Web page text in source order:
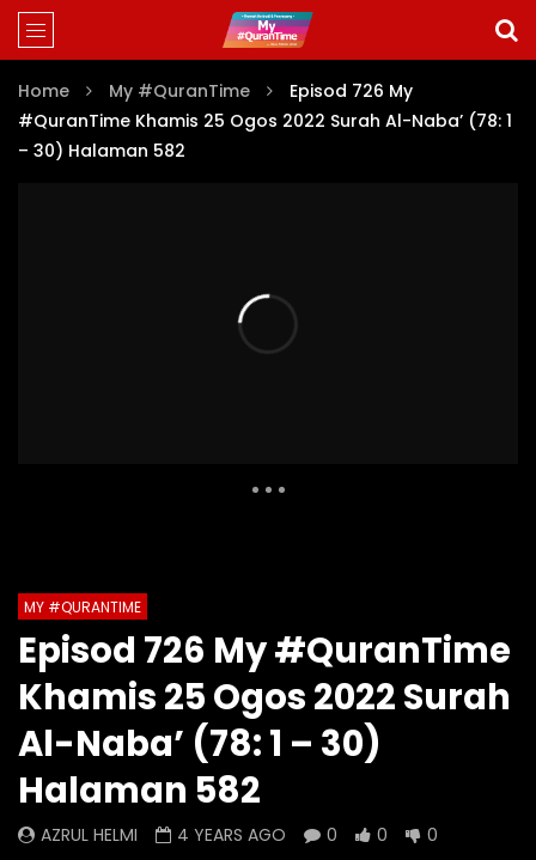
Home My #QuranTime
Episod 726 My
#QuranTime Khamis 25 Ogos 2022 Surah Al-Naba’ (78: 1
– 30) Halaman 582
0 Comments
Episod 1333 My #QuranTime
2.0
AZRUL HELMI
15 HOURS AGO - LUD:4 DAYS AGO
0
0 0
Episod 1332 My
2.0
AZRUL HELMI
2 DAYS AGO
MY #QURANTIME
Episod 726 My #QuranTime
Khamis 25 Ogos 2022 Surah
Al-Naba’ (78: 1 – 30)
Halaman 582
AZRUL HELMI 4 YEARS AGO 0 0 0